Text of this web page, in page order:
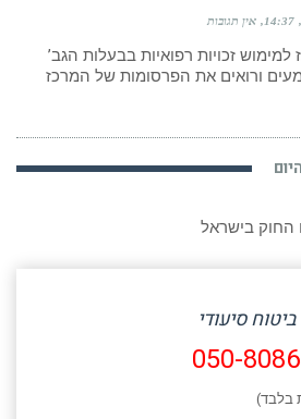
14:37 אין תגובות
זכויות רפואיות בבעלות הגב’
ורואים את הפרסומות של המרכז
החוק בישראל
סיעודי
050-
בלבד)